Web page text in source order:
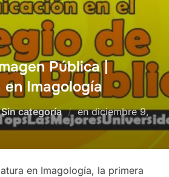
Pública |
Imagología
Sin categoría enPublicado
el
diciembre 9,
en Imagología, la primera